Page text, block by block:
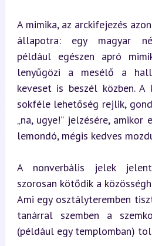
A mimika, az arckifejezés
állapotra: egy magyar
például egészen apró
lenyűgözi a mesélő a
keveset is beszél közben. A
sokféle lehetőség rejlik,
„na, ugye!” jelzésére,
lemondó, mégis kedves
A nonverbális jelek
szorosan kötődik a
Ami egy osztályteremben
tanárral szemben a
(például egy templomban)